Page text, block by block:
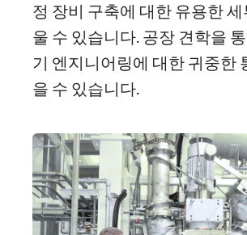
정 장비 구축에 대한 유용한 세
울 수 있습니다. 공장 견학을
기 엔지니어링에 대한 귀중한
을 수 있습니다.